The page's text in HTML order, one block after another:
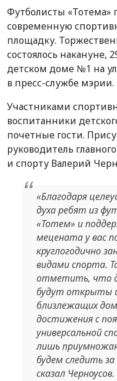
Футболисты «Тотема»
современную
площадку.
состоялось накануне,
детском доме №1 на
в пресс-службе мэрии.
Участниками
воспитанники
почетные гости.
руководитель
и спорту Валерий
«Благодаря
духа ребят из
«Тотем» и
мецената у вас
круглогодично
видами спорта.
отметить, что
будут открыты
близлежащих
достижения с
универсальной
лишь
будем следить
сказал Черноусов.